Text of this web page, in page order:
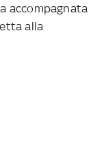
accompagnata
alla